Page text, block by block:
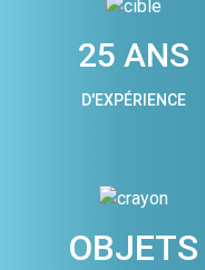
25 ANS
D'EXPÉRIENCE
OBJETS